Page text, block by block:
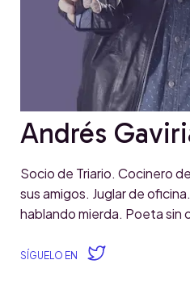
Andrés
Socio de Triario. Cocinero
sus amigos. Juglar de
hablando mierda. Poeta sin
SÍGUELO EN